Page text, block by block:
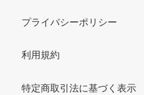
プライバシーポリシー
利用規約
特定商取引法に基づく表示